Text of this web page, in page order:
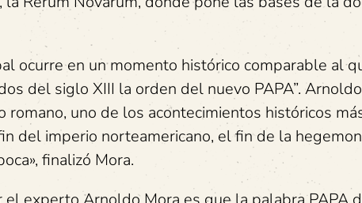
ocurre en un momento histórico comparable al
del siglo XIII la orden del nuevo PAPA”.
uno de los acontecimientos históricos
del imperio norteamericano, el fin de la
finalizó Mora.